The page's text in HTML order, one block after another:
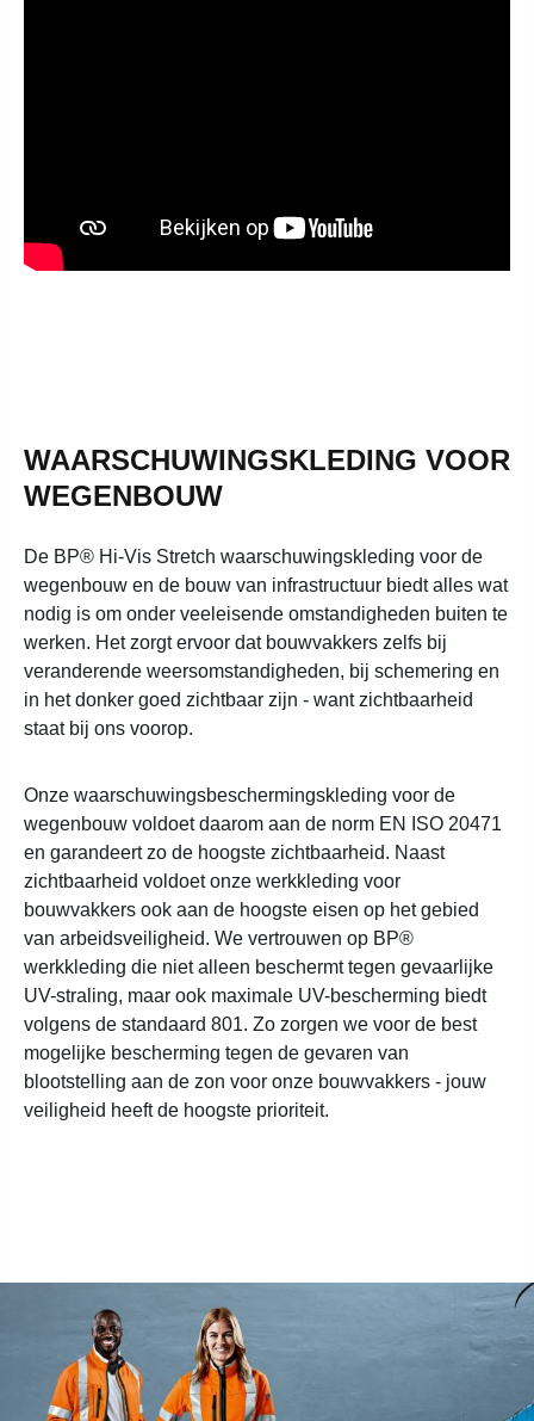
WAARSCHUWINGSKLEDING VOOR
WEGENBOUW
De BP® Hi-Vis Stretch waarschuwingskleding voor de
wegenbouw en de bouw van infrastructuur biedt alles wat
nodig is om onder veeleisende omstandigheden buiten te
werken. Het zorgt ervoor dat bouwvakkers zelfs bij
veranderende weersomstandigheden, bij schemering en
in het donker goed zichtbaar zijn - want zichtbaarheid
staat bij ons voorop.
Onze waarschuwingsbeschermingskleding voor de
wegenbouw voldoet daarom aan de norm EN ISO 20471
en garandeert zo de hoogste zichtbaarheid. Naast
zichtbaarheid voldoet onze werkkleding voor
bouwvakkers ook aan de hoogste eisen op het gebied
van arbeidsveiligheid. We vertrouwen op BP®
werkkleding die niet alleen beschermt tegen gevaarlijke
UV-straling, maar ook maximale UV-bescherming biedt
volgens de standaard 801. Zo zorgen we voor de best
mogelijke bescherming tegen de gevaren van
blootstelling aan de zon voor onze bouwvakkers - jouw
veiligheid heeft de hoogste prioriteit.